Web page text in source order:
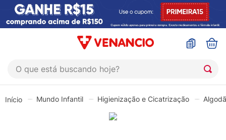
O que está buscando hoje?
Mundo Infantil Higienização e Cicatrização
1º
coristina